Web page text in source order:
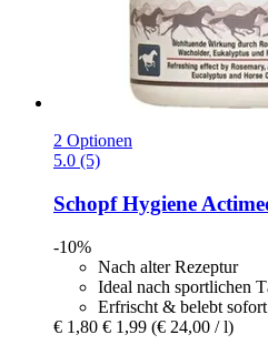
2 Optionen
5.0 (5)
Schopf Hygiene
-10%
Nach alter Rezeptur
Ideal nach sportlichen
Erfrischt & belebt sofort
€ 1,80 € 1,99 (€ 24,00 / l)